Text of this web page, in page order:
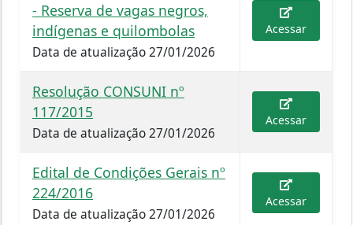
- Reserva de vagas negros,
indígenas e quilombolas
Data de atualização 27/01/2026
Acessar
Resolução CONSUNI nº
117/2015
Data de atualização 27/01/2026
Acessar
Edital de Condições Gerais nº
224/2016
Data de atualização 27/01/2026
Acessar